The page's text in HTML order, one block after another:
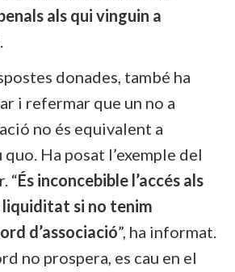
als qui vinguin a
.
donades, també ha
i refermar que un no a
no és equivalent a
Ha posat l’exemple del
“És inconcebible l’accés als
liquiditat si no tenim
d’associació”, ha informat.
no prospera, es cau en el